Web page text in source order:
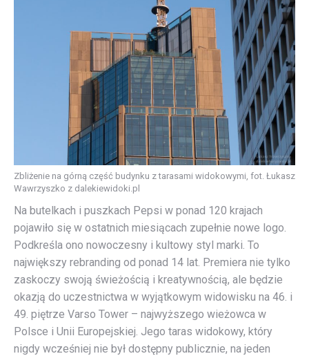
Zbliżenie na górną część budynku z tarasami widokowymi, fot. Łukasz
Wawrzyszko z dalekiewidoki.pl
Na butelkach i puszkach Pepsi w ponad 120 krajach
pojawiło się w ostatnich miesiącach zupełnie nowe logo.
Podkreśla ono nowoczesny i kultowy styl marki. To
największy rebranding od ponad 14 lat. Premiera nie tylko
zaskoczy swoją świeżością i kreatywnością, ale będzie
okazją do uczestnictwa w wyjątkowym widowisku na 46. i
49. piętrze Varso Tower – najwyższego wieżowca w
Polsce i Unii Europejskiej. Jego taras widokowy, który
nigdy wcześniej nie był dostępny publicznie, na jeden